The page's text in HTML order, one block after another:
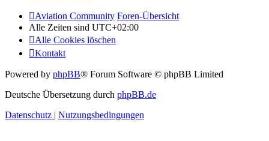
Aviation Community Foren-Übersicht
Alle Zeiten sind UTC+02:00
Alle Cookies löschen
Kontakt
Powered by phpBB® Forum Software © phpBB Limited
Deutsche Übersetzung durch phpBB.de
Datenschutz
Nutzungsbedingungen